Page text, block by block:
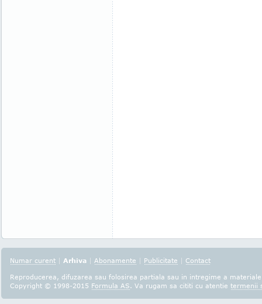
Numar curent | Arhiva | Abonamente | Publicitate | Contact
Reproducerea, difuzarea sau folosirea partiala sau in intregime a
Copyright © 1998-2015 Formula AS. Va rugam sa cititi cu atentie termenii